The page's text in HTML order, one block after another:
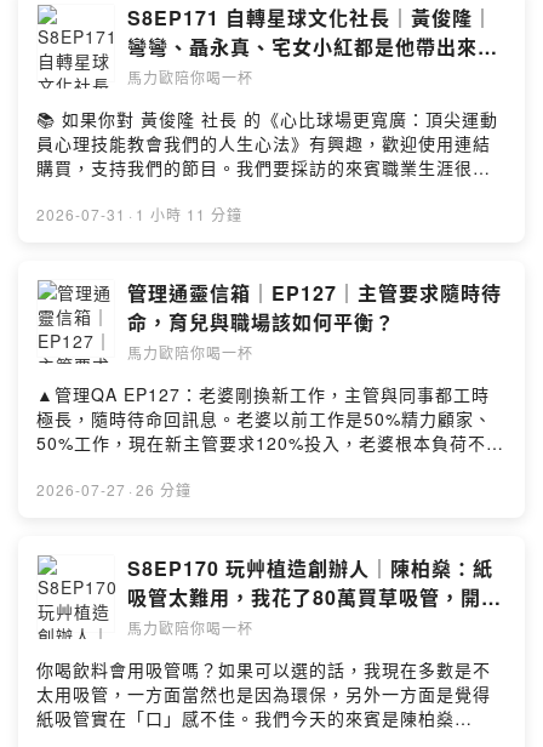
面臨的疑難雜症與困境。無論你是「職員」不懂主管的想
法與決策，想知道到底如何與主管溝通；或是身為「主
管」的你，在團隊中遇到了溝通挫折與決策難題，想了解
更多解決辦法，歡迎各位點選以下表單連結提出問題，就
有機會獲得馬力歐的專屬回覆：
https://forms.gle/qQte5nG26ULpdfgQ6▲收聽＆社群傳
送門：https://portaly.cc/drinkwithmarioSee
omnystudio.com/listener for privacy information.
S8EP171 自轉星球文化社長｜黃俊隆｜
彎彎、聶永真、宅女小紅都是他帶出來
的！台灣第一間開始作家經紀的出版社
馬力歐陪你喝一杯
📚 如果你對 黃俊隆 社長 的《心比球場更寬廣：頂尖運動
員心理技能教會我們的人生心法》有興趣，歡迎使用連結
購買，支持我們的節目。我們要採訪的來賓職業生涯很特
己創立了一人出版社「自轉星球文化」，出版過部落格天
投手。後來在42歲那年他將公司暫停，跑去紐約念運動管
理研究所，當起大叔研究生。後來唸完之後回台，本來想
做運動經紀，但後來又開始做起出版，並在年過50歲的時
候考取台師大運動心理學博士班。今年則是把運動心理學
跟對運動選手和比賽的觀察，寫成《心比球場更寬廣》這
本新書。我們今天聊了社長過往各種經歷轉折、42歲出國
唸書的心路歷程，以及運動心理教練和運動選手這兩個並
存的身分，對他有什麼樣的影響。▲社群連結FB、IG、
Youtube都可以在這裡找到｜
Commons CC BY SA 3.0 Robert-dunn-15 –
Impressions-acousticSee omnystudio.com/listener
for privacy information.
2026-07-31 · 1 小時 11 分鐘
管理通靈信箱｜EP127｜主管要求隨時待
命，育兒與職場該如何平衡？
馬力歐陪你喝一杯
▲管理QA EP127：老婆剛換新工作，主管與同事都工時
極長，隨時待命回訊息。老婆以前工作是50%精力顧家、
50%工作，現在新主管要求120%投入，老婆根本負荷不
成為工作狂、3. 夫妻分工，一人全職顧家。該怎麼選才
在職場管理上，所面臨的疑難雜症與困境。無論你是「職
員」不懂主管的想法與決策，想知道到底如何與主管溝
通；或是身為「主管」的你，在團隊中遇到了溝通挫折與
決策難題，想了解更多解決辦法，歡迎各位點選以下表單
連結提出問題，就有機會獲得馬力歐的專屬回覆：
https://forms.gle/qQte5nG26ULpdfgQ6▲收聽＆社群傳
送門：https://portaly.cc/drinkwithmarioSee
omnystudio.com/listener for privacy information.
2026-07-27 · 26 分鐘
S8EP170 玩艸植造創辦人｜陳柏燊：紙
吸管太難用，我花了80萬買草吸管，開始
了蒲草事業
馬力歐陪你喝一杯
你喝飲料會用吸管嗎？如果可以選的話，我現在多數是不
太用吸管，一方面當然也是因為環保，另外一方面是覺得
紙吸管實在「口」感不佳。我們今天的來賓是陳柏燊